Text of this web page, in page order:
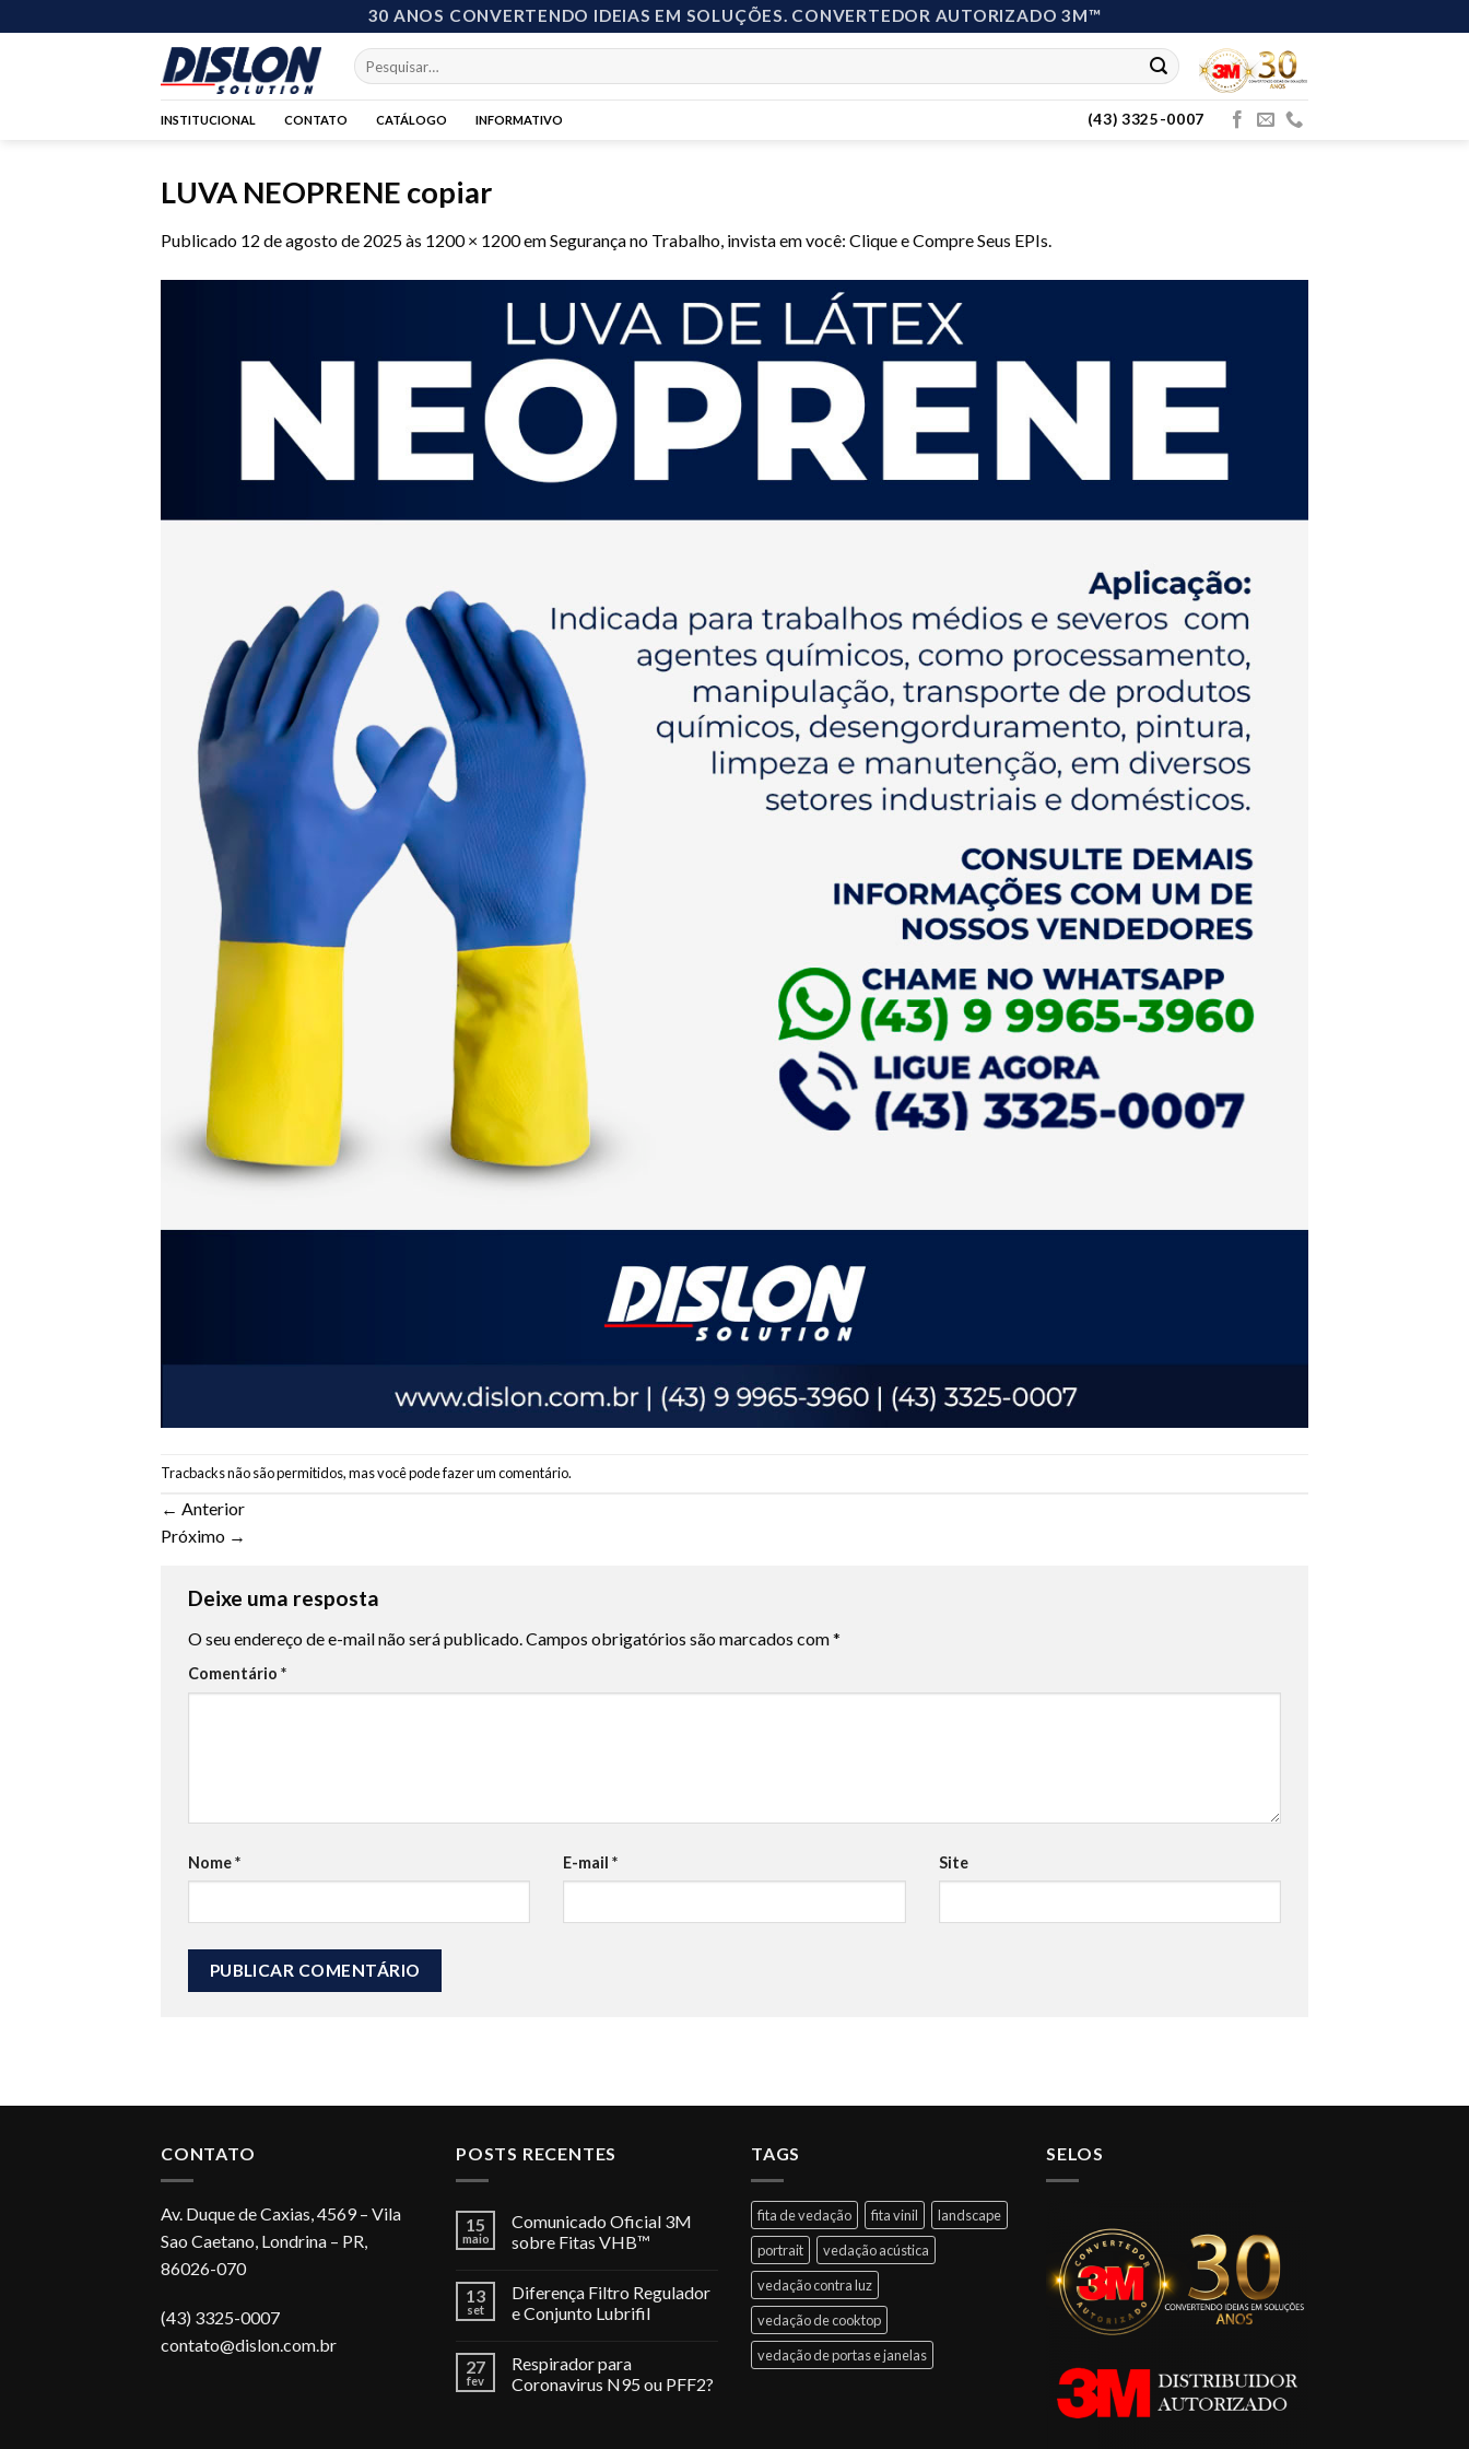
to
30 ANOS CONVERTENDO IDEIAS EM SOLUÇÕES. CONVERTEDOR AUTORIZADO 3M™
Pesquisar
por:
INSTITUCIONAL CONTATO CATÁLOGO INFORMATIVO (43) 3325-0007
LUVA NEOPRENE copiar
Publicado 12 de agosto de 2025às 1200 × 1200emSegurança no Trabalho, invista em você: Clique e Compre Seus EPIs.
Tracbacks não são permitidos, mas você podefazer um comentário.
← Anterior
Próximo →
Deixe uma resposta
O seu endereço de e-mail não será publicado.Campos obrigatórios são marcados com*
Comentário *
Nome* E-mail* Site
CONTATO
Av. Duque de Caxias, 4569 – Vila
Sao Caetano, Londrina – PR,
86026-070
(43) 3325-0007
contato@dislon.com.br
POSTS RECENTES
15
maio
Comunicado Oficial 3M
sobre Fitas VHB™
13
set
Diferença Filtro Regulador
e Conjunto Lubrifil
27
fev
Respirador para
Coronavirus N95 ou PFF2?
TAGS
fita de vedação fita vinil
landscape
portrait
vedação acústica
vedação contra luz
vedação de cooktop
vedação de portas e janelas
SELOS